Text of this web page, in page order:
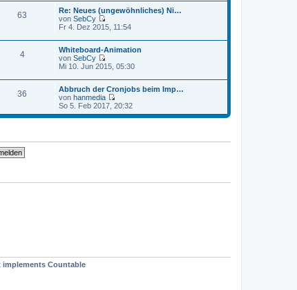
a
g
B
i
r
a
g
63
Re: Neues (ungewöhnliches) Ni…
von SebCy
N
u
e
t
B
e
t
g
Fr 4. Dez 2015, 11:54
4
Whiteboard-Animation
von SebCy
N
u
e
t
e
g
Mi 10. Jun 2015, 05:30
36
Abbruch der Cronjobs beim Imp…
von hanmedia
N
e
u
So 5. Feb 2017, 20:32
implements Countable